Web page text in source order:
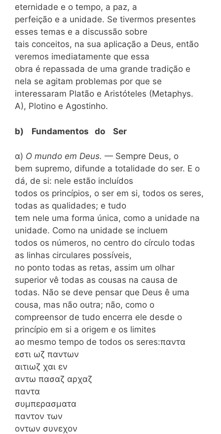
eternidade e o tempo, a paz, a
perfeição e a unidade. Se tivermos presentes
esses temas e a discussão sobre
tais conceitos, na sua aplicação a Deus, então
veremos imediatamente que essa
obra é repassada de uma grande tradição e
nela se agitam problemas por que se
interessaram Platão e Aristóteles (Metaphys.
A), Plotino e Agostinho.
b) Fundamentos do Ser
α) O mundo em Deus. — Sempre Deus, o
bem supremo, difunde a totalidade do ser. E o
dá, de si: nele estão incluídos
todos os princípios, o ser em si, todos os seres,
todas as qualidades; e tudo
tem nele uma forma única, como a unidade na
unidade. Como na unidade se incluem
todos os números, no centro do círculo todas
as linhas circulares possíveis,
no ponto todas as retas, assim um olhar
superior vê todas as cousas na causa de
todas. Não se deve pensar que Deus ê uma
cousa, mas não outra; não, como o
compreensor de tudo encerra ele desde o
princípio em si a origem e os limites
ao mesmo tempo de todos os seres:παντα
εστι ωζ παντων
αιτιωζ χαι εν
αντω πασαζ αρχαζ
παντα
συμπερασματα
παντον των
οντων συνεχον